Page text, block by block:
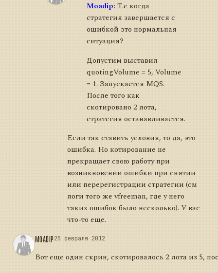
Moadip: Т.е когда
стратегия завершается с
ошибкой это нормальная
ситуация?
Допустим выставил
quotingVolume = 5, Volume
= 1. Запускается MQS.
После того как
скотировано 2 лота,
стратегия останавливается.
Если так ставить условия, то да, это
ошибка. Но котирование не
прекращает свою работу при
возникновении ошибки при снятии
или перерегистрации стратегии (см
логи того же vfreeman, где у него
таких ошибок было несколько). У вас
что-то еще.
MOADIP25 февраля 2012
Вот еще один скрин, скотировалось 2 лота из 5,